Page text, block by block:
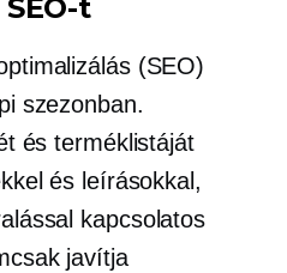
t
(SEO)
szezonban.
és terméklistáját
és leírásokkal,
kapcsolatos
javítja